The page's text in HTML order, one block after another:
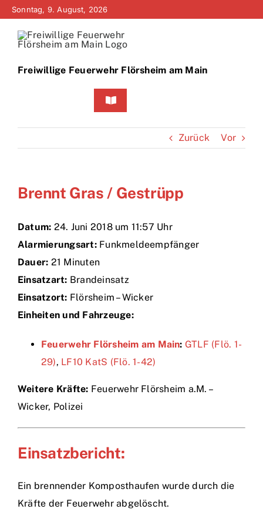
Zum
springen
Sonntag, 9. August, 2026
Freiwillige Feuerwehr Flörsheim am Main
Toggle
Home
Bürgerinfo
Über uns
Technik
Zurück Vor
Brennt Gras / Gestrüpp
Datum: 24. Juni 2018 um 11:57 Uhr
Alarmierungsart:Funkmeldeempfänger
Dauer: 21 Minuten
Einsatzart: Brandeinsatz
Einsatzort: Flörsheim – Wicker
Einheiten und Fahrzeuge:
Feuerwehr Flörsheim am Main: GTLF (Flö. 1-
29), LF10 KatS (Flö. 1-42)
Weitere Kräfte: Feuerwehr Flörsheim a.M. –
Wicker, Polizei
Einsatzbericht:
Ein brennender Komposthaufen wurde durch die
Kräfte der Feuerwehr abgelöscht.